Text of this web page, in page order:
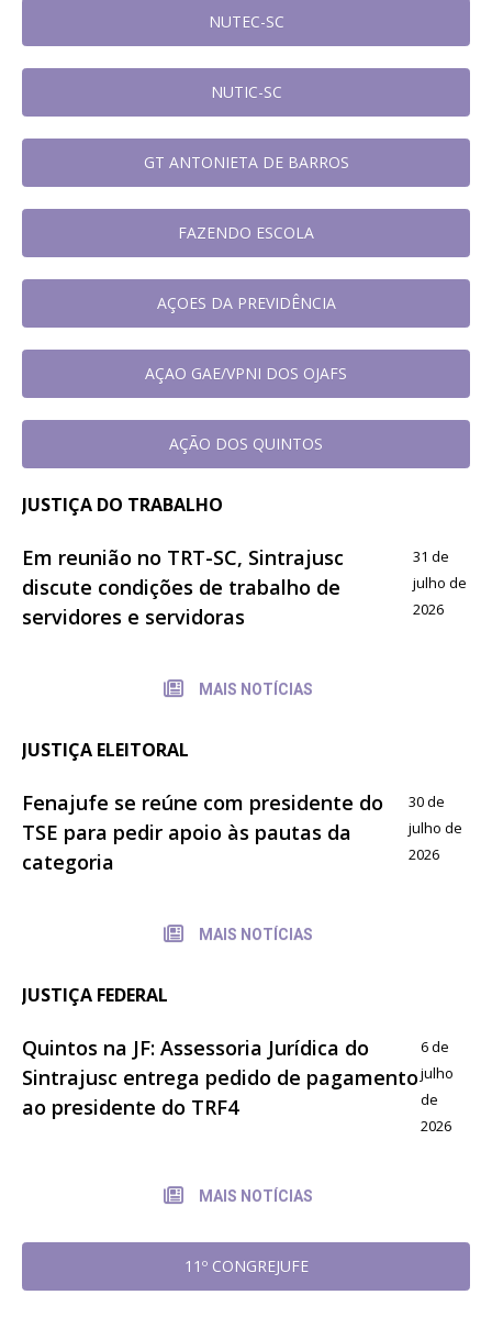
NUTEC-SC
NUTIC-SC
GT ANTONIETA DE BARROS
FAZENDO ESCOLA
AÇOES DA PREVIDÊNCIA
AÇAO GAE/VPNI DOS OJAFS
AÇÃO DOS QUINTOS
JUSTIÇA DO TRABALHO
Em reunião no TRT-SC, Sintrajusc
discute condições de trabalho de
servidores e servidoras
31 de
julho de
2026
MAIS NOTÍCIAS
JUSTIÇA ELEITORAL
Fenajufe se reúne com presidente do
TSE para pedir apoio às pautas da
categoria
30 de
julho de
2026
MAIS NOTÍCIAS
JUSTIÇA FEDERAL
Quintos na JF: Assessoria Jurídica do
Sintrajusc entrega pedido de pagamento
ao presidente do TRF4
6 de
julho
de
2026
MAIS NOTÍCIAS
11º CONGREJUFE